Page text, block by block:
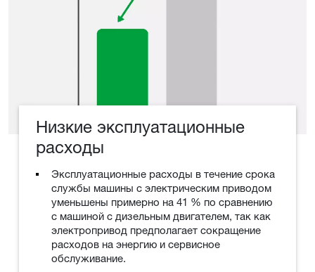
Низкие эксплуатационные
расходы
Эксплуатационные расходы в течение срока
службы машины с электрическим приводом
уменьшены примерно на 41 % по сравнению
с машиной с дизельным двигателем, так как
электропривод предполагает сокращение
расходов на энергию и сервисное
обслуживание.